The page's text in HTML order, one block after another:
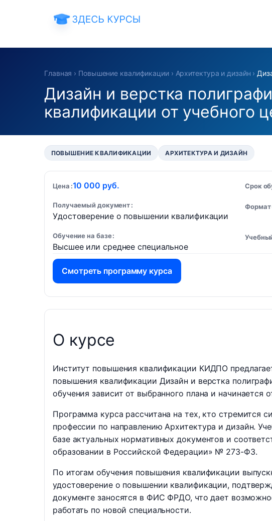
Главная › Повышение квалификации› Архитектура и дизайн ›
Дизайн и верстка
квалификации от учебного
ПОВЫШЕНИЕ КВАЛИФИКАЦИИ АРХИТЕКТУРА И ДИЗАЙН
Цена 10 000 руб. Срок
Получаемый документ
Удостоверение о повышении квалификации
Формат
Обучение на базе
Высшее или среднее специальное
Смотреть программу курса
О курсе
Институт повышения квалификации КИДПО
повышения квалификации Дизайн и верстка
обучения зависит от выбранного плана и начинается
Программа курса рассчитана на тех, кто стремится
профессии по направлению Архитектура и дизайн.
базе актуальных нормативных документов и
образовании в Российской Федерации» № 273-ФЗ.
По итогам обучения повышения квалификации
удостоверение о повышении квалификации,
документе заносятся в ФИС ФРДО, что дает
работать по новой специальности.